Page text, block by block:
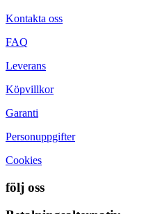
Kontakta oss
FAQ
Leverans
Köpvillkor
Garanti
Personuppgifter
Cookies
följ oss